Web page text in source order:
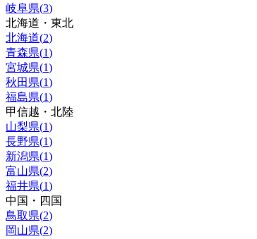
岐阜県(3)
北海道・東北
北海道(2)
青森県(1)
宮城県(1)
秋田県(1)
福島県(1)
甲信越・北陸
山梨県(1)
長野県(1)
新潟県(1)
富山県(2)
福井県(1)
中国・四国
鳥取県(2)
岡山県(2)